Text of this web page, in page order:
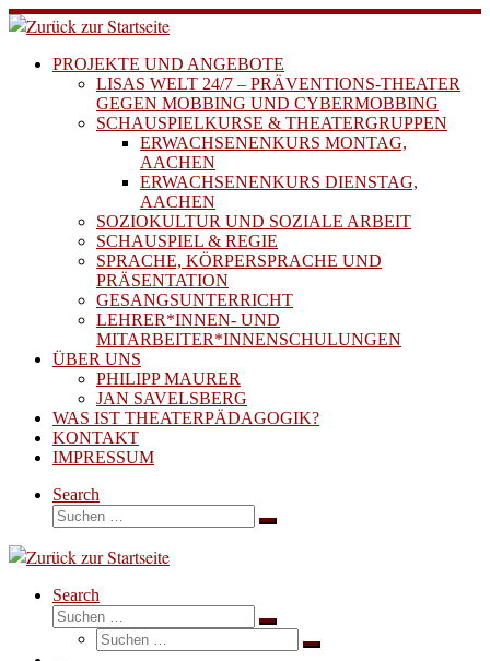
Zum
Inhalt
springenPROJEKTE UND ANGEBOTE
LISAS WELT 24/7 – PRÄVENTIONS-THEATER
GEGEN MOBBING UND CYBERMOBBING
SCHAUSPIELKURSE & THEATERGRUPPEN
ERWACHSENENKURS MONTAG,
AACHEN
ERWACHSENENKURS DIENSTAG,
AACHEN
SOZIOKULTUR UND SOZIALE ARBEIT
SCHAUSPIEL & REGIE
SPRACHE, KÖRPERSPRACHE UND
PRÄSENTATION
GESANGSUNTERRICHT
LEHRER*INNEN- UND
MITARBEITER*INNENSCHULUNGEN
ÜBER UNS
PHILIPP MAURER
JAN SAVELSBERG
WAS IST THEATERPÄDAGOGIK?
KONTAKT
IMPRESSUM
Search
Suche
Suchen …
Search
Suche
Suchen …
Suche
Suchen …